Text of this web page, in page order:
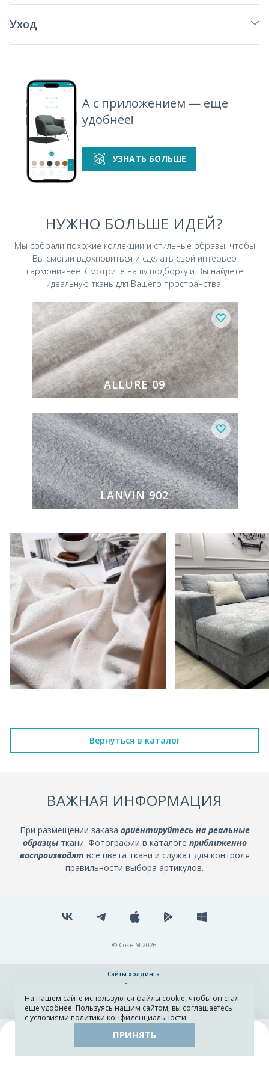
Каталог Остатки тканей
Уход
А с приложением — еще
удобнее!
УЗНАТЬ БОЛЬШЕ
НУЖНО БОЛЬШЕ ИДЕЙ?
Мы собрали похожие коллекции и стильные образы, чтобы
Вы смогли вдохновиться и сделать свой интерьер
гармоничнее. Смотрите нашу подборку и Вы найдёте
идеальную ткань для Вашего пространства.
ALLURE 09
LANVIN 902
Вернуться в каталог
ВАЖНАЯ ИНФОРМАЦИЯ
При размещении заказа ориентируйтесь на реальные
образцыткани. Фотографии в каталоге приближенно
воспроизводят все цвета ткани и служат для контроля
правильности выбора артикулов.
© Союз-М 2026
Сайты холдинга:
Разработка и поддержка сайта ADN
На нашем сайте используются файлы cookie, чтобы он стал
еще удобнее. Пользуясь нашим сайтом, вы соглашаетесь
с условиями политики конфиденциальности.
ПРИНЯТЬ